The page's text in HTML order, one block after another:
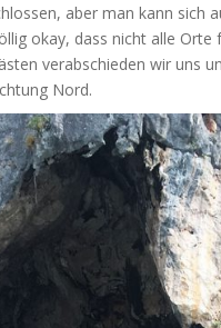
aber man kann sich
okay, dass nicht alle Orte
verabschieden wir uns
Nord.